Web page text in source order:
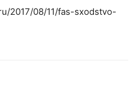
2017/08/11/fas-sxodstvo-